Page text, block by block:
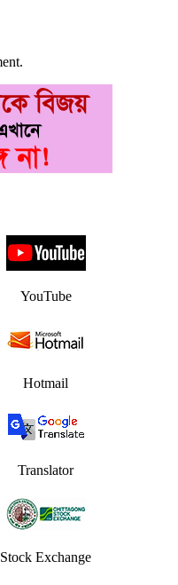
YouTube
Hotmail
Translator
Stock Exchange